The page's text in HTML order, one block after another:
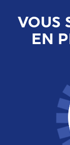
VOUS
EN